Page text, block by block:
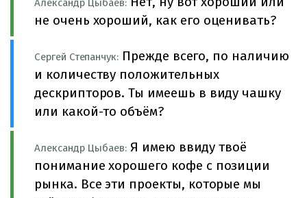
Александр Цыбаев:
не очень хороший, как его оценивать?
Сергей Степанчук: Прежде всего, по наличию
и количеству положительных
дескрипторов. Ты имеешь в виду чашку
или какой-то объём?
Александр Цыбаев: Я имею ввиду твоё
понимание хорошего кофе с позиции
рынка. Все эти проекты, которые мы